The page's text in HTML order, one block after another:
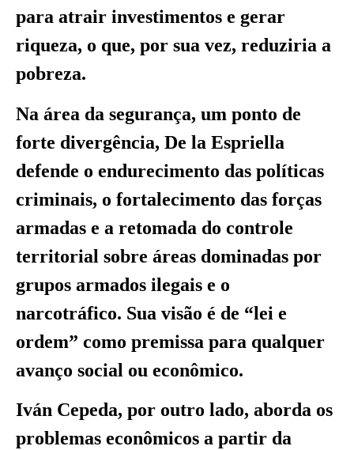
para atrair investimentos e gerar
riqueza, o que, por sua vez, reduziria a
pobreza.
Na área da segurança, um ponto de
forte divergência, De la Espriella
defende o endurecimento das políticas
criminais, o fortalecimento das forças
armadas e a retomada do controle
territorial sobre áreas dominadas por
grupos armados ilegais e o
narcotráfico. Sua visão é de “lei e
ordem” como premissa para qualquer
avanço social ou econômico.
Iván Cepeda, por outro lado, aborda os
problemas econômicos a partir da